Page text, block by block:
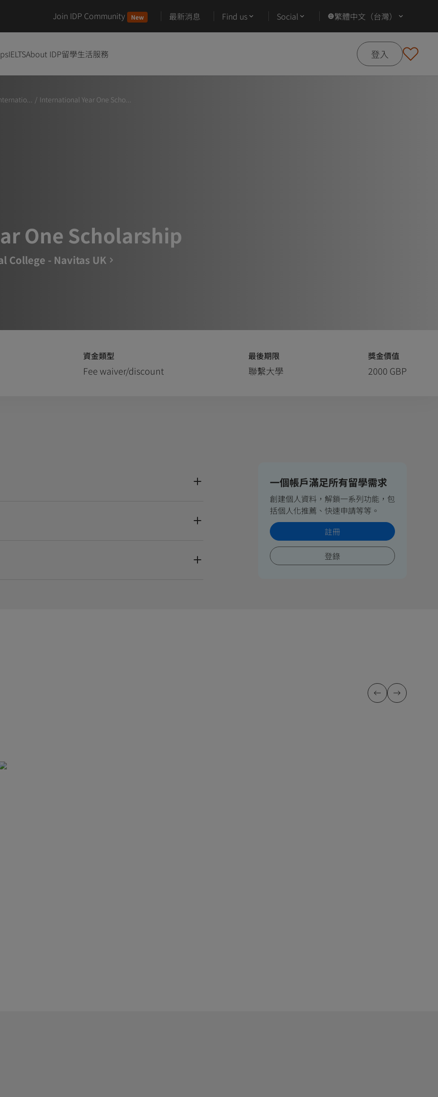
Join IDP Community New 最新消息 Find us Social 繁體中文（台灣）
IELTSAbout IDP留學生活服務 登入
/ International Year One Scho...
One Scholarship
College - Navitas UK
資金類型
Fee waiver/discount
最後期限
聯繫大學
獎金價值
2000 GBP
一個帳戶滿足所有留學需求
創建個人資料，解鎖一系列功能，包
括個人化推薦、快速申請等等。
註冊
登錄